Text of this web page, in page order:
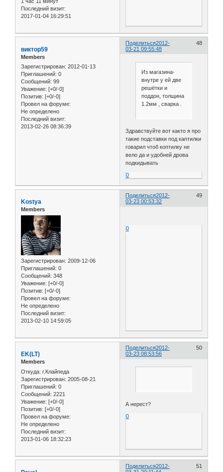
Последний визит:
2017-01-04 16:29:51
Поделиться 48
2012-
03-21 09:55:48
виктор59
Members
Зарегистрирован: 2012-01-13
Приглашений: 0
Сообщений: 99
Уважение: [+0/-0]
Позитив: [+0/-0]
Провел на форуме:
Не определено
Последний визит:
2013-02-26 08:36:39
Из магазина-
внутре у ей две
решётки и
поддон, толщина
1.2мм , сварка .
Здравствуйте вот както я про
такие подставки под каптилки
говарил чтоб коптилку не
вело да и удобней дрова
подкидывать
0
Поделиться 49
2012-
03-23 00:53:32
Kostya
Members
Зарегистрирован: 2009-12-06
Приглашений: 0
Сообщений: 348
Уважение: [+0/-0]
Позитив: [+0/-0]
Провел на форуме:
Не определено
Последний визит:
2013-02-10 14:59:05
0
Поделиться 50
2012-
03-23 08:53:56
EK(LT)
Members
Откуда: г.Клайпеда
Зарегистрирован: 2005-08-21
Приглашений: 0
Сообщений: 2221
Уважение: [+0/-0]
Позитив: [+0/-0]
Провел на форуме:
Не определено
Последний визит:
2013-01-06 18:32:23
А нерест?
0
Поделиться 51
2012-